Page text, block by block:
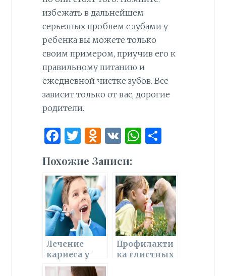
избежать в дальнейшем
серьезных проблем с зубами у
ребенка вы можете только
своим примером, приучив его к
правильному питанию и
ежедневной чистке зубов. Все
зависит только от вас, дорогие
родители.
F
ce
b
o
o
k
T
w
it
te
r
O
n
o
kl
as
s
ki
V W
s
A
p
p
О
р
а
в
и
т
Похожие Записи:
Лечение
кариеса у
детей
Профилакти
ка глистных